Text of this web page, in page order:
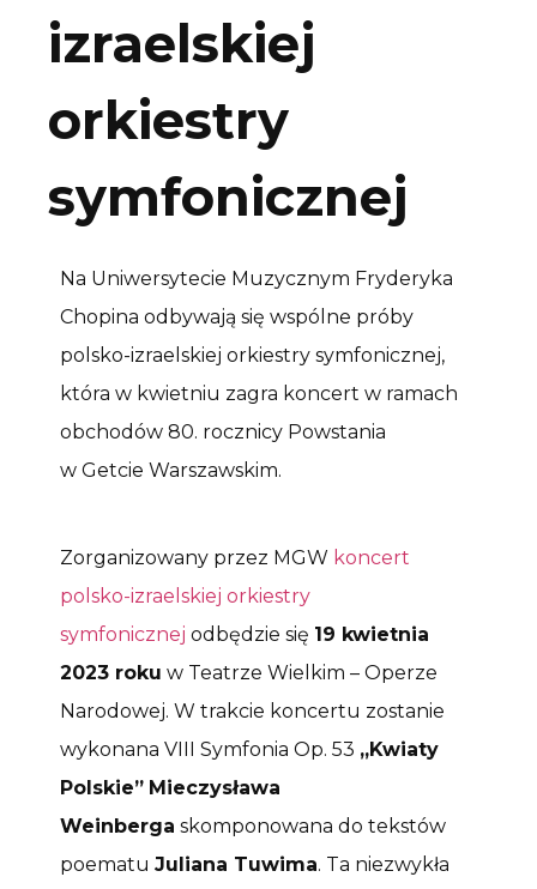
izraelskiej
orkiestry
symfonicznej
Na Uniwersytecie Muzycznym Fryderyka
Chopina odbywają się wspólne próby
polsko-izraelskiej orkiestry symfonicznej,
która w kwietniu zagra koncert w ramach
obchodów 80. rocznicy Powstania
w Getcie Warszawskim.
Zorganizowany przez MGW koncert
polsko-izraelskiej orkiestry
symfonicznej odbędzie się 19 kwietnia
2023 roku w Teatrze Wielkim – Operze
Narodowej. W trakcie koncertu zostanie
wykonana VIII Symfonia Op. 53 „Kwiaty
Polskie” Mieczysława
Weinberga skomponowana do tekstów
poematu Juliana Tuwima. Ta niezwykła